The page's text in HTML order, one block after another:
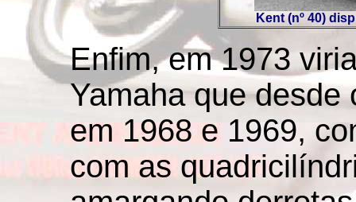
Kent (nº 40)
Enfim, em 1973
Yamaha que desde
em 1968 e 1969,
com as